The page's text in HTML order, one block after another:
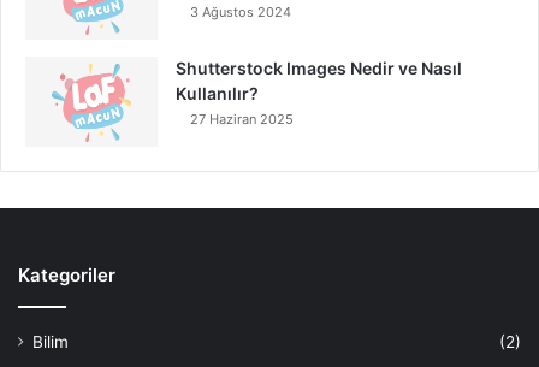
3 Ağustos 2024
Shutterstock Images Nedir ve Nasıl
Kullanılır?
27 Haziran 2025
Kategoriler
Bilim
(2)